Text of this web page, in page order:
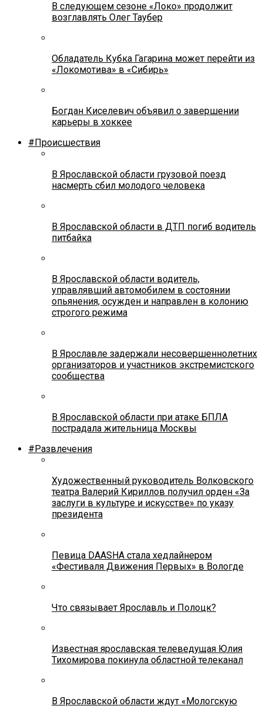
В следующем сезоне «Локо» продолжит
возглавлять Олег Таубер
Обладатель Кубка Гагарина может перейти из
«Локомотива» в «Сибирь»
Богдан Киселевич объявил о завершении
карьеры в хоккее
#Происшествия
В Ярославской области грузовой поезд
насмерть сбил молодого человека
В Ярославской области в ДТП погиб водитель
питбайка
В Ярославской области водитель,
управлявший автомобилем в состоянии
опьянения, осужден и направлен в колонию
строгого режима
В Ярославле задержали несовершеннолетних
организаторов и участников экстремистского
сообщества
В Ярославской области при атаке БПЛА
пострадала жительница Москвы
#Развлечения
Художественный руководитель Волковского
театра Валерий Кириллов получил орден «За
заслуги в культуре и искусстве» по указу
президента
Певица DAASHA стала хедлайнером
«Фестиваля Движения Первых» в Вологде
Что связывает Ярославль и Полоцк?
Известная ярославская телеведущая Юлия
Тихомирова покинула областной телеканал
В Ярославской области ждут «Мологскую